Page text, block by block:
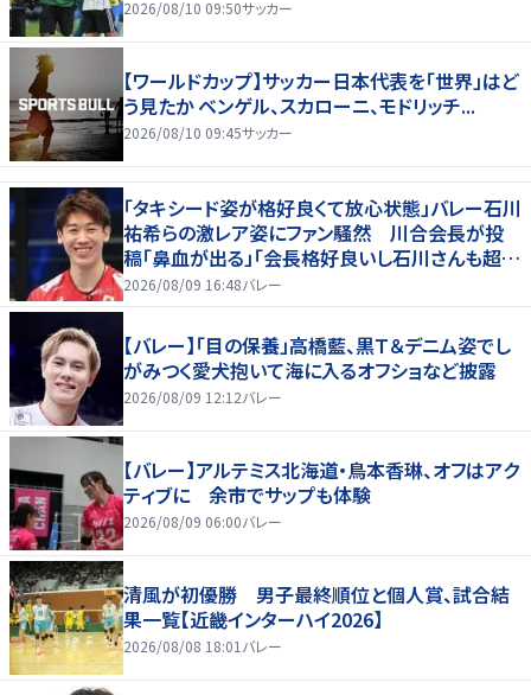
2026/08/10 09:50サッカー
【ワールドカップ】サッカー日本代表を「世界」はど
う見たか ベンゲル、スカローニ、モドリッチ...
2026/08/10 09:45サッカー
「タキシード姿が格好良くて放心状態」バレー石川
祐希らの激レア姿にファン騒然 川合会長が投
稿「鼻血が出る」「会長格好良いし石川さんも超格
好いい」
2026/08/09 16:48バレー
【バレー】「目の保養」高橋藍、黒Ｔ＆デニム姿でし
がみつく愛犬抱いて海に入るオフショなど披露
2026/08/09 12:12バレー
【バレー】アルテミス北海道・鳥本香琳、オフはアク
ティブに 余市でサップも体験
2026/08/09 06:00バレー
清風が初優勝 男子最終順位と個人賞、試合結
果一覧【近畿インターハイ2026】
2026/08/08 18:01 バレー